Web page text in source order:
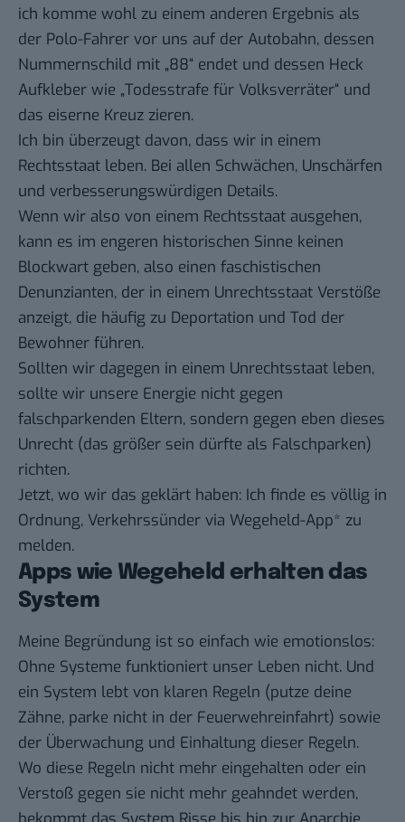
ich komme wohl zu einem anderen Ergebnis als
der Polo-Fahrer vor uns auf der Autobahn, dessen
Nummernschild mit „88“ endet und dessen Heck
Aufkleber wie „Todesstrafe für Volksverräter“ und
das eiserne Kreuz zieren.
Ich bin überzeugt davon, dass wir in einem
Rechtsstaat leben. Bei allen Schwächen, Unschärfen
und verbesserungswürdigen Details.
Wenn wir also von einem Rechtsstaat ausgehen,
kann es im engeren historischen Sinne keinen
Blockwart geben, also einen faschistischen
Denunzianten, der in einem Unrechtsstaat Verstöße
anzeigt, die häufig zu Deportation und Tod der
Bewohner führen.
Sollten wir dagegen in einem Unrechtsstaat leben,
sollte wir unsere Energie nicht gegen
falschparkenden Eltern, sondern gegen eben dieses
Unrecht (das größer sein dürfte als Falschparken)
richten.
Jetzt, wo wir das geklärt haben: Ich finde es völlig in
Ordnung, Verkehrssünder via Wegeheld-App* zu
melden.
Apps wie Wegeheld erhalten das
System
Meine Begründung ist so einfach wie emotionslos:
Ohne Systeme funktioniert unser Leben nicht. Und
ein System lebt von klaren Regeln (putze deine
Zähne, parke nicht in der Feuerwehreinfahrt) sowie
der Überwachung und Einhaltung dieser Regeln.
Wo diese Regeln nicht mehr eingehalten oder ein
Verstoß gegen sie nicht mehr geahndet werden,